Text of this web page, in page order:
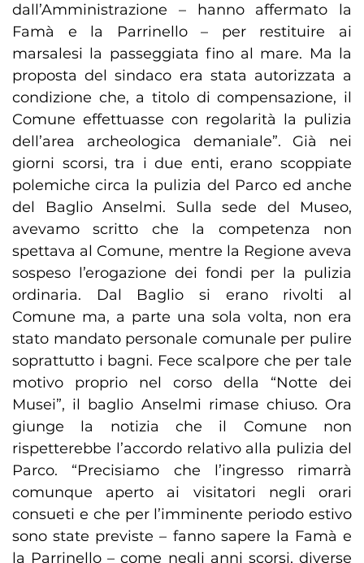
dall’Amministrazione – hanno affermato la
Famà e la Parrinello – per restituire ai
marsalesi la passeggiata fino al mare. Ma la
proposta del sindaco era stata autorizzata a
condizione che, a titolo di compensazione, il
Comune effettuasse con regolarità la pulizia
dell’area archeologica demaniale”. Già nei
giorni scorsi, tra i due enti, erano scoppiate
polemiche circa la pulizia del Parco ed anche
del Baglio Anselmi. Sulla sede del Museo,
avevamo scritto che la competenza non
spettava al Comune, mentre la Regione aveva
sospeso l’erogazione dei fondi per la pulizia
ordinaria. Dal Baglio si erano rivolti al
Comune ma, a parte una sola volta, non era
stato mandato personale comunale per pulire
soprattutto i bagni. Fece scalpore che per tale
motivo proprio nel corso della “Notte dei
Musei”, il baglio Anselmi rimase chiuso. Ora
giunge la notizia che il Comune non
rispetterebbe l’accordo relativo alla pulizia del
Parco. “Precisiamo che l’ingresso rimarrà
comunque aperto ai visitatori negli orari
consueti e che per l’imminente periodo estivo
sono state previste – fanno sapere la Famà e
la Parrinello – come negli anni scorsi, diverse